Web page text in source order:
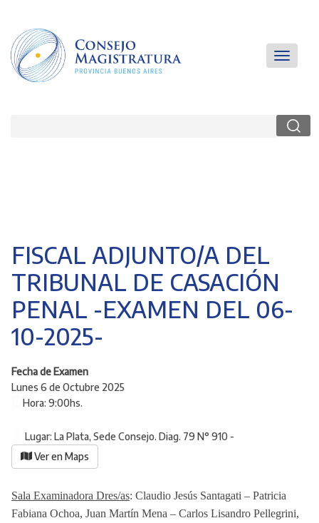
contenido
principal
MainToggle
FISCAL ADJUNTO/A DEL
TRIBUNAL DE CASACIÓN
PENAL -EXAMEN DEL 06-
10-2025-
Fecha de Examen
Lunes 6 de Octubre 2025
Hora: 9:00hs.
Lugar: La Plata, Sede Consejo. Diag. 79 N° 910 -
Ver en Maps
Sala Examinadora Dres/as: Claudio Jesús Santagati – Patricia
Fabiana Ochoa, Juan Martín Mena – Carlos Lisandro Pellegrini,